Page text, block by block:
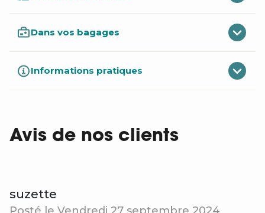
Dans vos bagages
Informations pratiques
Avis de nos clients
suzette